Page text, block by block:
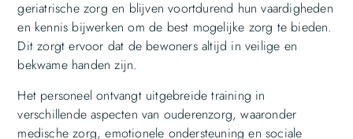
geriatrische zorg en blijven voortdurend hun vaardigheden
en kennis bijwerken om de best mogelijke zorg te bieden.
Dit zorgt ervoor dat de bewoners altijd in veilige en
bekwame handen zijn.
Het personeel ontvangt uitgebreide training in
verschillende aspecten van ouderenzorg, waaronder
medische zorg, emotionele ondersteuning en sociale